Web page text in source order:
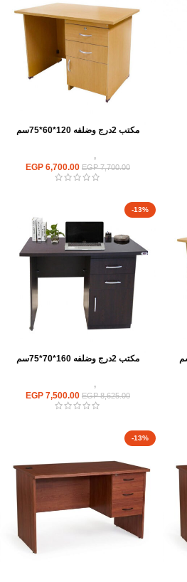
مكتب 2درج وضلفه 120*60*75سم
مكاتب,
EGP7,700.00
EGP 6,700.00
-13%
مكتب 2درج وضلفه 160*70*75سم
مكاتب,
EGP8,625.00
EGP 7,500.00
-13%